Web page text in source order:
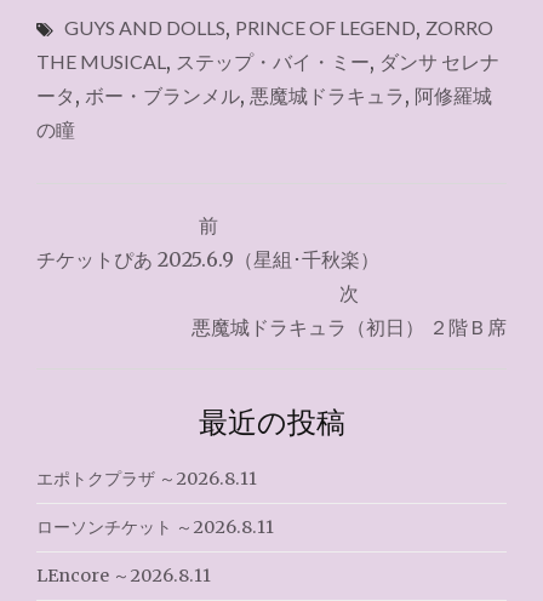
GUYS AND DOLLS, PRINCE OF LEGEND, ZORRO
THE MUSICAL , ステップ・バイ・ミー, ダンサ セレナ
ータ , ボー・ブランメル, 悪魔城ドラキュラ, 阿修羅城
の瞳
稿
シ
ョ
ン
前
チケットぴあ 2025.6.9（星組･千秋楽）
次
悪魔城ドラキュラ（初日） ２階Ｂ席
最近の投稿
エポトクプラザ ～2026.8.11
ローソンチケット ～2026.8.11
LEncore ～2026.8.11